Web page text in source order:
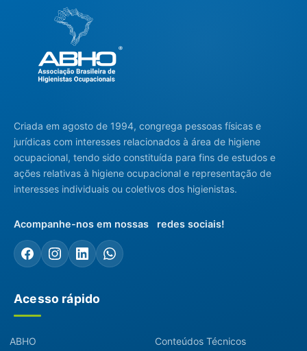
Criada em agosto de 1994, congrega pessoas físicas e
jurídicas com interesses relacionados à área de higiene
ocupacional, tendo sido constituída para fins de estudos e
ações relativas à higiene ocupacional e representação de
interesses individuais ou coletivos dos higienistas.
Acompanhe-nos em nossas redes sociais!
Acesso rápido
ABHO Conteúdos Técnicos